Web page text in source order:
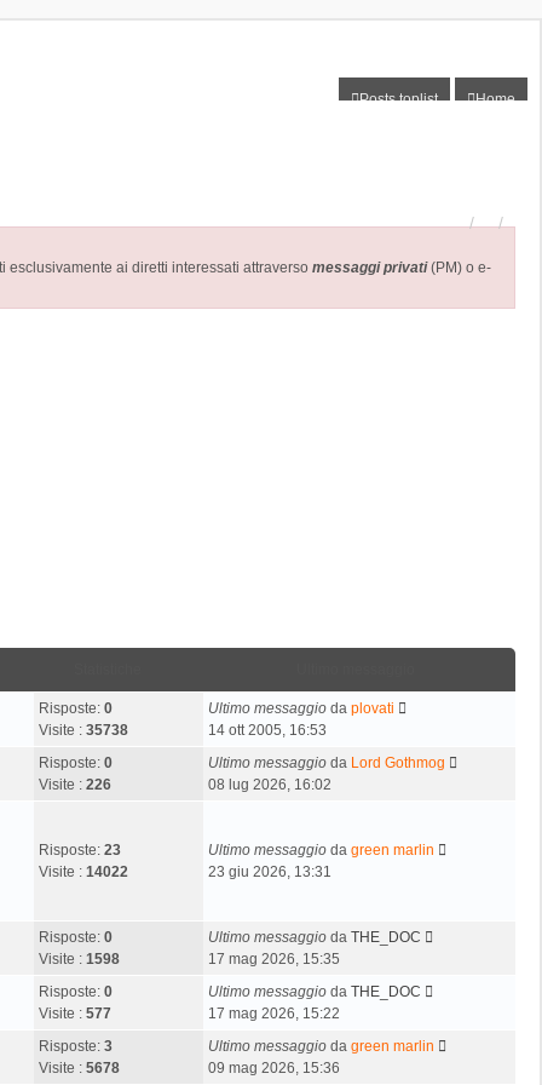
Posts toplist Home
esclusivamente ai diretti interessati attraverso messaggi privati(PM) o e-
Risposte: 0
Visite : 35738
Ultimo messaggio da plovati
14 ott 2005, 16:53
Risposte: 0
Visite : 226
Ultimo messaggio da Lord Gothmog
08 lug 2026, 16:02
Risposte: 23
Visite : 14022
Ultimo messaggio da green marlin
23 giu 2026, 13:31
Risposte: 0
Visite : 1598
Ultimo messaggio da THE_DOC
17 mag 2026, 15:35
Risposte: 0
Visite : 577
Ultimo messaggio da THE_DOC
17 mag 2026, 15:22
Risposte: 3
Visite : 5678
Ultimo messaggio da green marlin
09 mag 2026, 15:36